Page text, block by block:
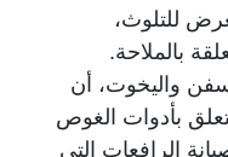
للتلوث،
بالملاحة.
واليخوت، أن
بأدوات الغوص
الرافعات التي